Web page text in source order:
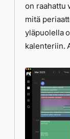
on raahattu
mitä
yläpuolella
kalenteriin.